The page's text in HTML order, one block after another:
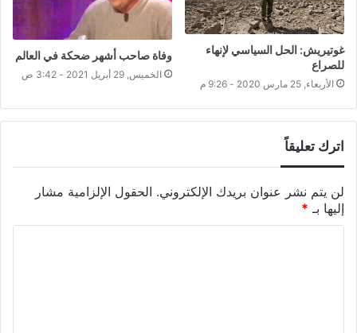
غوتيريش: الحل السياسي لإنهاء
للصراع
الأربعاء, 25 مارس 2020 - 9:26 م
وفاة صاحب أشهر ضحكة في العالم
الخميس, 29 أبريل 2021 - 3:42 ص
اترك تعليقاً
لن يتم نشر عنوان بريدك الإلكتروني. الحقول الإلزامية مشار
إليها بـ *